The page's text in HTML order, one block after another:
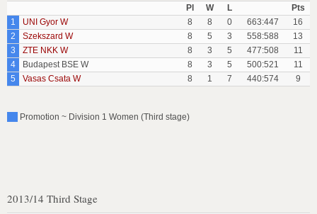
Pl W L
Pts
1
UNI Gyor W 8 8 0 663:447
16
2
Szekszard W 8 5 3 558:588
13
3
ZTE NKK W 8 3 5 477:508
11
4
Budapest BSE W 8 3 5 500:521
11
5
Vasas Csata W 8 1 7 440:574 9
Promotion ~ Division 1 Women (Third stage)
2013/14 Third Stage